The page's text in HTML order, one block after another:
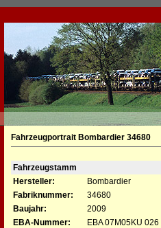
Fahrzeugportrait Bombardier 34680
Fahrzeugstamm
Hersteller:
Bombardier
Fabriknummer:
34680
Baujahr:
2009
EBA-Nummer:
EBA 07M05KU 026